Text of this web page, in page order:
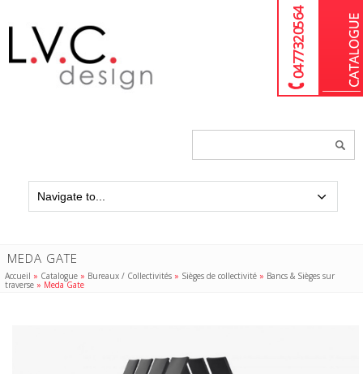
04 77 32 05 64
MEDA GATE
Accueil » Catalogue » Bureaux / Collectivités » Sièges de collectivité » Bancs & Sièges sur
traverse » Meda Gate